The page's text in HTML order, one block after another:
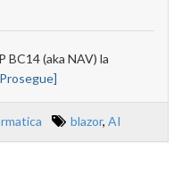
BC14 (aka NAV) la
blazor, AI